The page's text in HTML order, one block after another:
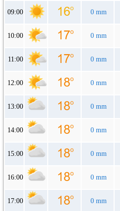
09:00 0 mm
10:00 0 mm
11:00 0 mm
12:00 0 mm
13:00 0 mm
14:00 0 mm
15:00 0 mm
16:00 0 mm
17:00 0 mm